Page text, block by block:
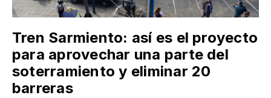
Tren Sarmiento: así es el proyecto
para aprovechar una parte del
soterramiento y eliminar 20
barreras